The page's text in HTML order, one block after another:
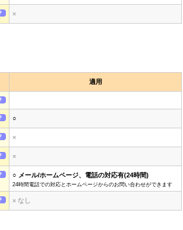
×
適用
○
×
×
○ メール/ホームページ、電話の対応有(24時間)
24時間電話での対応とホームページからのお問い合わせができます
× なし